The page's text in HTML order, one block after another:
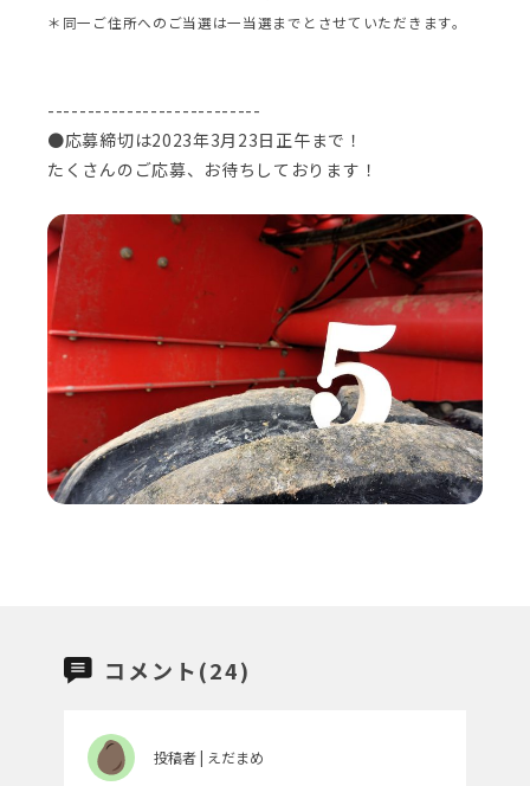
＊同一ご住所へのご当選は一当選までとさせていただきます。
---------------------------
●応募締切は2023年3月23日正午まで！
たくさんのご応募、お待ちしております！
コメント(24)
投稿者 | えだまめ